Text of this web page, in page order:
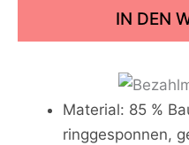
IN DEN
Material: 85 %
ringgesponnen,